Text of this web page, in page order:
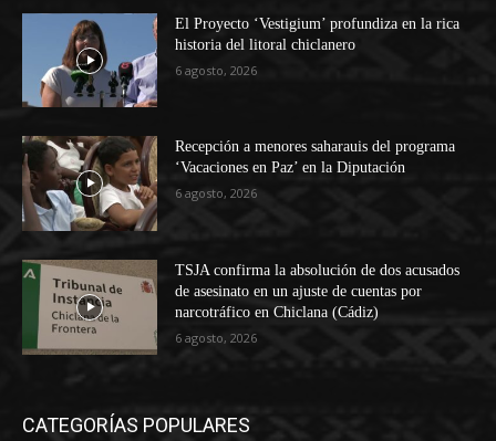
El Proyecto ‘Vestigium’ profundiza en la rica
historia del litoral chiclanero
6 agosto, 2026
Recepción a menores saharauis del programa
‘Vacaciones en Paz’ en la Diputación
6 agosto, 2026
TSJA confirma la absolución de dos acusados
de asesinato en un ajuste de cuentas por
narcotráfico en Chiclana (Cádiz)
6 agosto, 2026
CATEGORÍAS POPULARES